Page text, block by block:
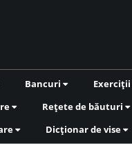
Bancuri
Rețete de băuturi
Dicționar de vise